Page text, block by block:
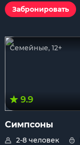
Забронировать
Семейные, 12+
9.9
Симпсоны
2-8 человек